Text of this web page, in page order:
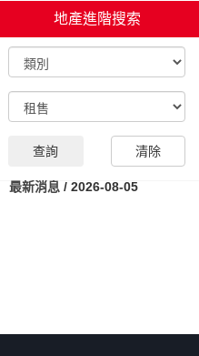
地產進階搜索
查詢 清除
房更新、立體化利用及智慧綠
建築發展。隨著AI產業持續擴
產，工業地產也迎來新一波升
級契機，不僅帶動老舊廠房重
也讓工業地活化、資產升級及
容積效益成為企業與地主重新
送審5年慘遭退回！蘆洲157公頃開發被「一座市場」綁架，市長怒批「拖5年」
蘆洲南北側農業區都市計畫是
新北市近年最大開發案之一，
全案因擬將三重果菜批發市場
遷入蘆洲，牴觸內政部「原地
重建」決議，加上地方反彈，
最新消息 / 2026-08-05